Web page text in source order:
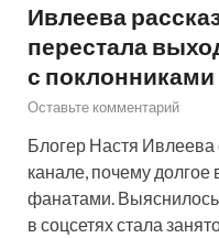
Ивлеева
перестала
с поклонниками
Оставьте комментарий
Блогер Настя Ивлеева
канале, почему
фанатами.
в соцсетях стала